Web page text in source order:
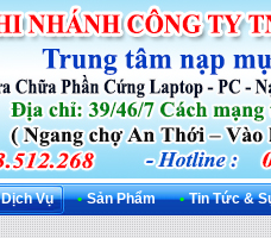
Dịch Vụ • Sản Phẩm • Tin Tức &